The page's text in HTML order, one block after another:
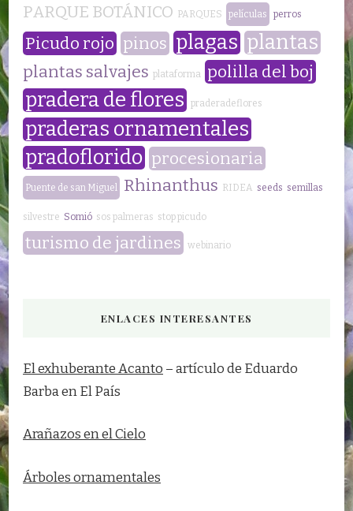
PARQUE BOTÁNICO PARQUES películas perros
Picudo rojo pinos plagas plantas
plantas salvajes plataforma polilla del boj
pradera de flores praderadeflores
praderas ornamentales
pradoflorido procesionaria
Puente de san Miguel Rhinanthus RIDEA seeds semillas
silvestre Somió sos palmeras stop picudo
turismo de jardines webinario
ENLACES INTERESANTES
El exhuberante Acanto – artículo de Eduardo
Barba en El País
Arañazos en el Cielo
Árboles ornamentales